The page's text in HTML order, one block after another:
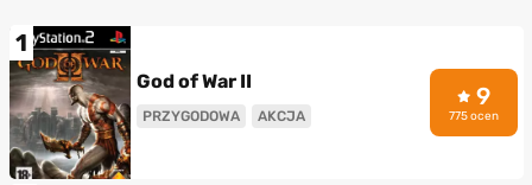
1
God of War II
PRZYGODOWA AKCJA
9
775 ocen